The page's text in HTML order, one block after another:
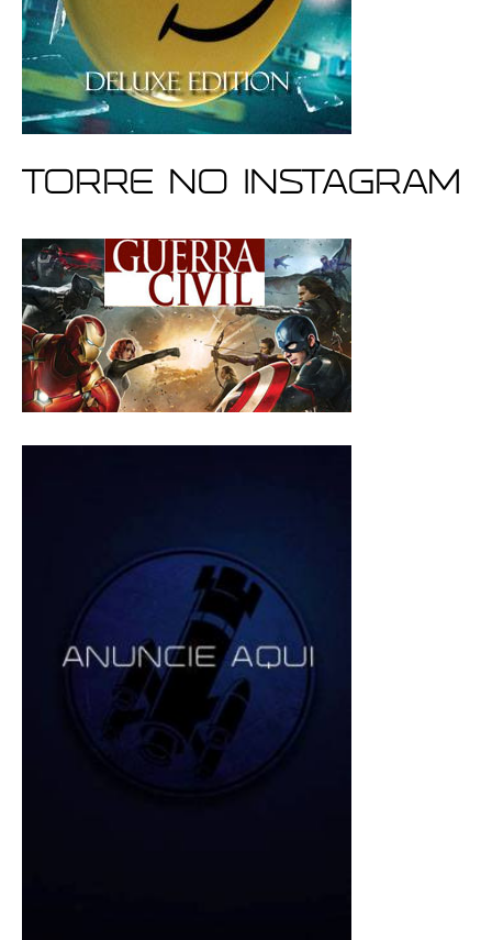
Torre no Instagram